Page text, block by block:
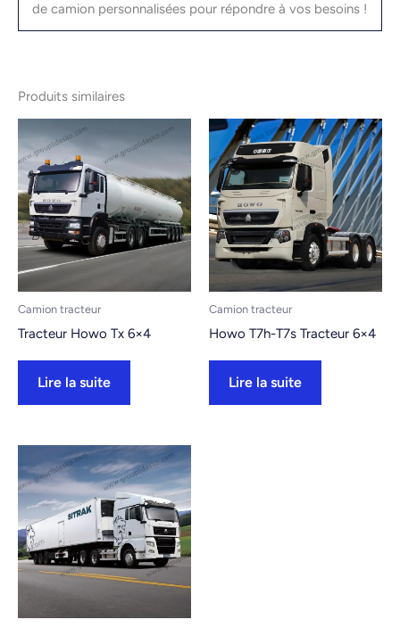
de camion personnalisées pour répondre à vos besoins !
Produits similaires
Camion tracteur
Tracteur Howo Tx 6×4
Lire la suite
Camion tracteur
Howo T7h-T7s Tracteur 6×4
Lire la suite